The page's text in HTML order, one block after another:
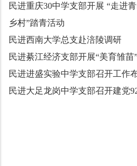
民进重庆30中学支部开展 “走进
乡村”踏青活动
民进西南大学总支赴涪陵调研
民进綦江经济支部开展“美育雏苗
民进进盛实验中学支部召开工作
民进大足龙岗中学支部召开建党